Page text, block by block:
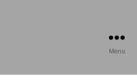
Menu